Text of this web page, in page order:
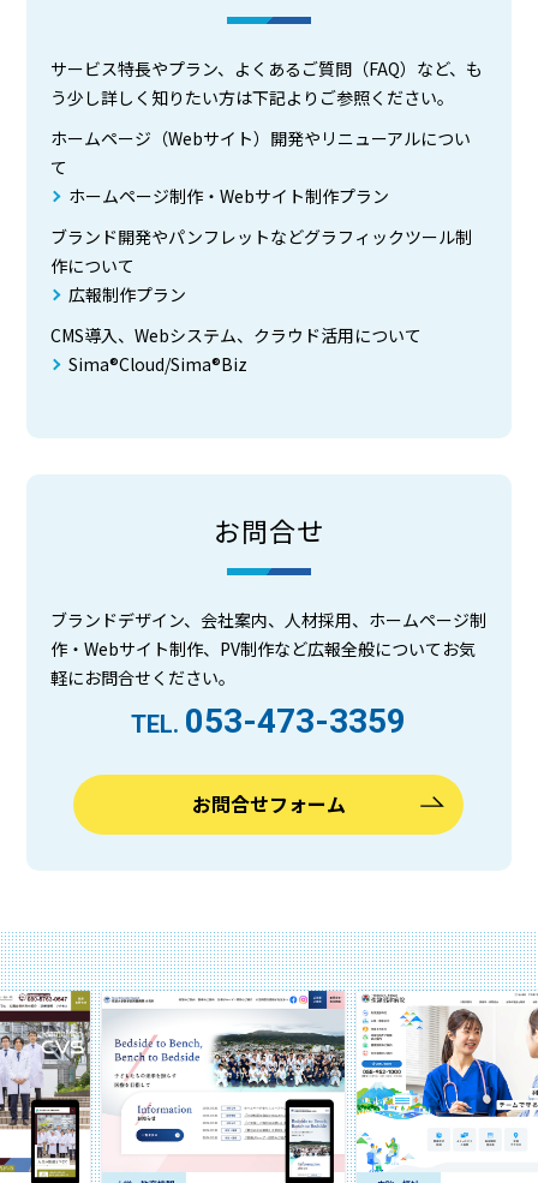
サービス特長やプラン、よくあるご質問（FAQ）など、も
う少し詳しく知りたい方は下記よりご参照ください。
ホームページ（Webサイト）開発やリニューアルについ
て
ホームページ制作・Webサイト制作プラン
ブランド開発やパンフレットなどグラフィックツール制
作について
広報制作プラン
CMS導入、Webシステム、クラウド活用について
Sima®Cloud/Sima®Biz
お問合せ
ブランドデザイン、会社案内、人材採用、ホームページ制
作・Webサイト制作、PV制作など広報全般についてお気
軽にお問合せください。
TEL. 053-473-3359
お問合せフォーム